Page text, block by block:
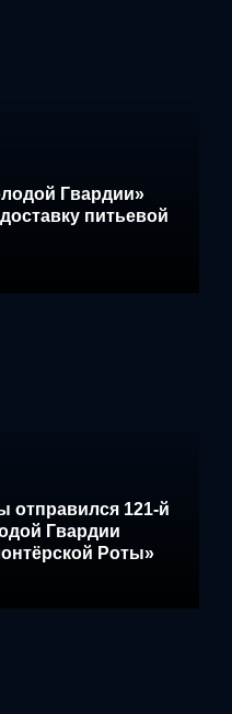
Гвардии»
питьевой
отправился 121-й
Гвардии
Роты»